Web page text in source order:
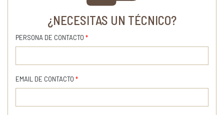
¿NECESITAS UN TÉCNICO?
PERSONA DE CONTACTO *
EMAIL DE CONTACTO *